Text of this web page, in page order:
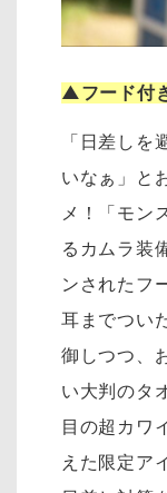
▲フード付
「日差しを
いなぁ」と
メ！「モン
るカムラ装
ンされたフ
耳までつい
御しつつ、
い大判のタ
目の超カワ
えた限定ア